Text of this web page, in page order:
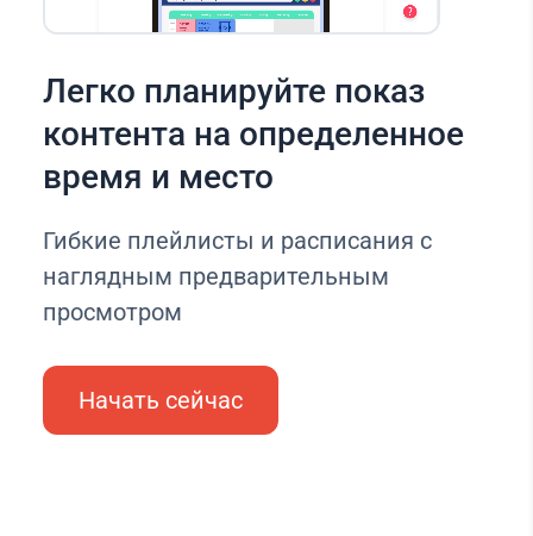
Легко планируйте показ
контента на определенное
время и место
Гибкие плейлисты и расписания с
наглядным предварительным
просмотром
Начать сейчас